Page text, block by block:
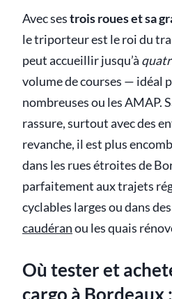
Avec sestrois roues et sa
le triporteur est le roi du
peut accueillir jusqu’à
volume de courses — idéal
nombreuses ou les AMAP.
rassure, surtout avec des
revanche, il est plus
dans les rues étroites de
parfaitement aux trajets
cyclables larges ou dans
caudéranou les quais
Où tester et
cargo à Bordeaux